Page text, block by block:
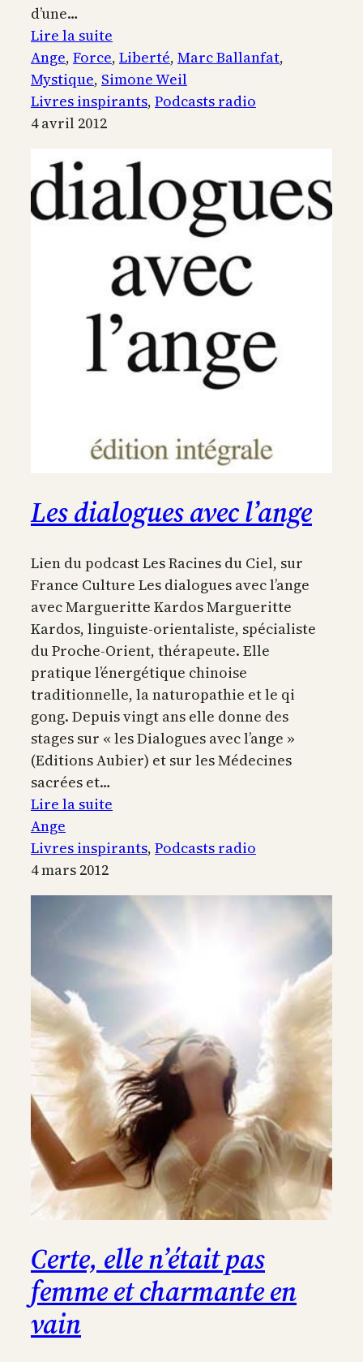
d’une…
Lire la suite
Simone
Weil
ou
de
l’ange
contre
force
Ange, Force, Liberté, Marc Ballanfat
Mystique, Simone Weil
Livres inspirants, Podcasts radio
4 avril 2012
Les dialogues avec l’ange
Lien du podcast Les Racines du Ciel, sur
France Culture Les dialogues avec l’ange
avec Margueritte Kardos Margueritte
Kardos, linguiste-orientaliste, spécialiste
du Proche-Orient, thérapeute. Elle
pratique l’énergétique chinoise
traditionnelle, la naturopathie et le qi
gong. Depuis vingt ans elle donne des
stages sur « les Dialogues avec l’ange »
(Editions Aubier) et sur les Médecines
sacrées et…
Lire la suite
dialogues
l’ange
Ange
Livres inspirants, Podcasts radio
4 mars 2012
Certe, elle n’était pas
femme et charmante en
vain